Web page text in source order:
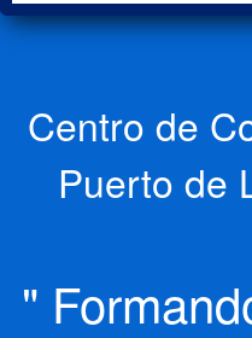
Centro de
Puerto de
"